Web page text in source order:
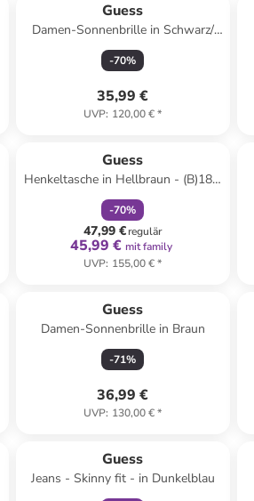
Guess
Damen-Sonnenbrille in Schwarz/
Grau
-70%
35,99 €
UVP: 120,00 €*
Guess
Henkeltasche in Hellbraun - (B)18 x
(H)14 x (T)7 cm
-70%
47,99 €regulär
45,99 € mit family
UVP: 155,00 €*
Guess
Damen-Sonnenbrille in Braun
-71%
36,99 €
UVP: 130,00 €*
Guess
Jeans - Skinny fit - in Dunkelblau